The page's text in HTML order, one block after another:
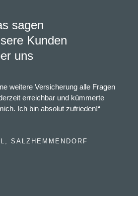
sagen
Kunden
uns
weitere Versicherung alle Fragen
erreichbar und kümmerte
Ich bin absolut zufrieden!“
SALZHEMMENDORF